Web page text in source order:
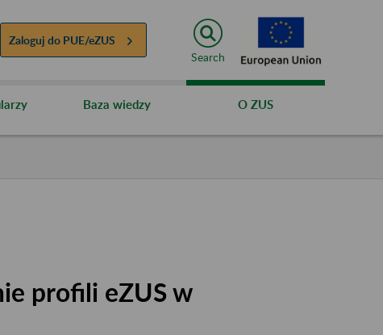
Zaloguj do PUE/eZUS
Search
Baza wiedzy O ZUS
profili eZUS w